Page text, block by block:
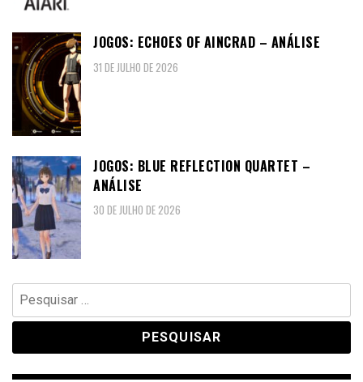
JOGOS: ECHOES OF AINCRAD – ANÁLISE
31 DE JULHO DE 2026
JOGOS: BLUE REFLECTION QUARTET –
ANÁLISE
30 DE JULHO DE 2026
Pesquisar
por: